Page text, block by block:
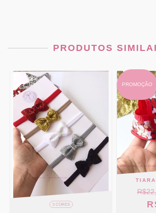
PRODUTOS
5 CORES
PROMOÇÃO